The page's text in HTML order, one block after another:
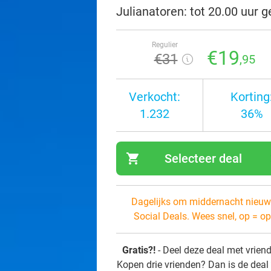
Julianatoren: tot 20.00 uur
Regulier
€31 €19,95
Verkocht:
1.232
36%
shopping_cart Selecteer deal
Dagelijks om middernacht
Social Deals. Wees snel, op =
Gratis?! - Deel deze deal met
Kopen drie vrienden? Dan is de